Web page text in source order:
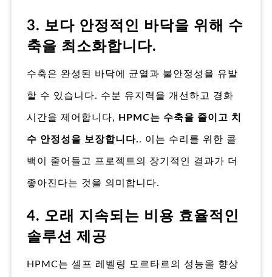
3. 보다 안정적인 바닥을 위해 수
축을 최소화합니다.
수축은 완성된 바닥에 균열과 불안정성을 유발
할 수 있습니다. 수분 유지력을 개선하고 경화
시간을 제어합니다, HPMC는 수축을 줄이고 치
수 안정성을 보장합니다.. 이는 수리를 위한 콜
백이 줄어들고 프로젝트의 장기적인 결과가 더
좋아진다는 것을 의미합니다.
4. 오래 지속되는 비용 효율적인
솔루션 제공
HPMC는 셀프 레벨링 모르타르의 성능을 향상